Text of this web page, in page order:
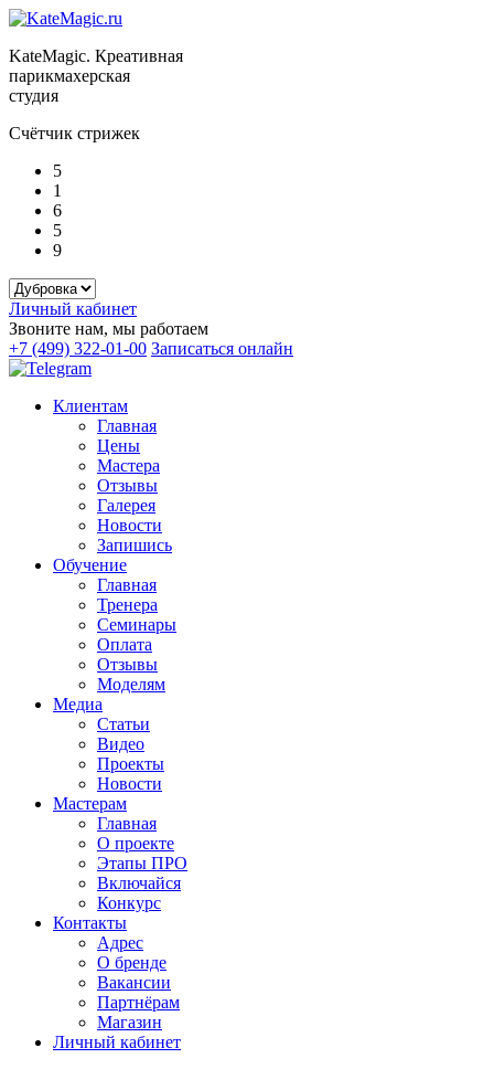
KateMagic. Креативная
парикмахерская
студия
Счётчик стрижек
5
1
6
5
9
Личный кабинет
Звоните нам, мы работаем
+7 (499) 322-01-00 Записаться онлайн
Клиентам
Главная
Цены
Мастера
Отзывы
Галерея
Новости
Запишись
Обучение
Главная
Тренера
Семинары
Оплата
Отзывы
Моделям
Медиа
Статьи
Видео
Проекты
Новости
Мастерам
Главная
О проекте
Этапы ПРО
Включайся
Конкурс
Контакты
Адрес
О бренде
Вакансии
Партнёрам
Магазин
Личный кабинет